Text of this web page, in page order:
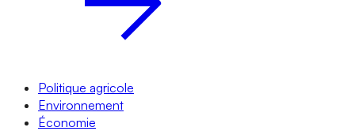
Politique agricole
Environnement
Économie